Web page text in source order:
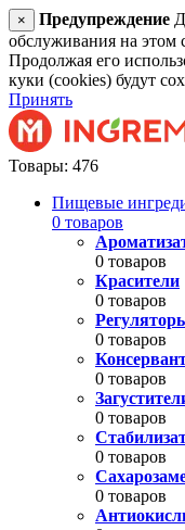
× Предупреждение
обслуживания на этом
Продолжая его
куки (cookies) будут
Принять
Товары: 476
Пищевые
0 товаров
0 товаров
Красители
0 товаров
0 товаров
0 товаров
0 товаров
0 товаров
0 товаров